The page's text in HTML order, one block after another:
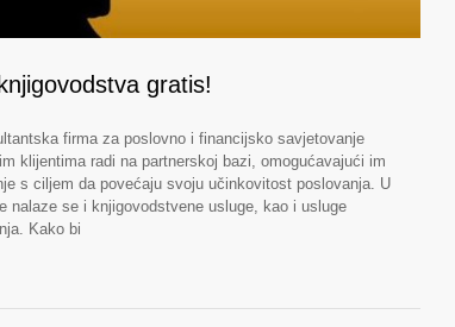
gratis!
firma za poslovno i financijsko savjetovanje
klijentima radi na partnerskoj bazi, omogućavajući im
s ciljem da povećaju svoju učinkovitost poslovanja. U
nalaze se i knjigovodstvene usluge, kao i usluge
Kako bi